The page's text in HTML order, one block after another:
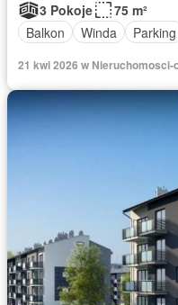
3 Pokoje
75 m²
Balkon
Winda Parking
21 kwi 2026 w